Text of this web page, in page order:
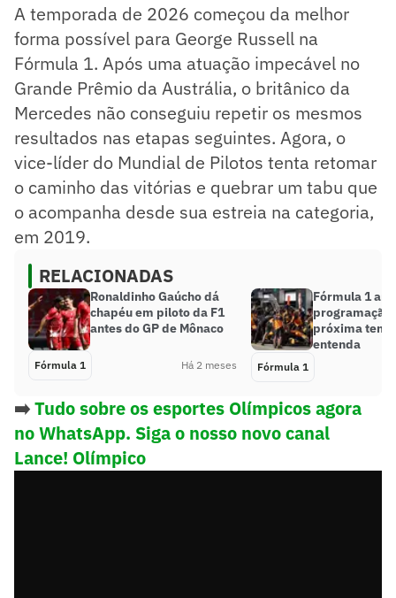
A temporada de 2026 começou da melhor
forma possível para George Russell na
Fórmula 1. Após uma atuação impecável no
Grande Prêmio da Austrália, o britânico da
Mercedes não conseguiu repetir os mesmos
resultados nas etapas seguintes. Agora, o
vice-líder do Mundial de Pilotos tenta retomar
o caminho das vitórias e quebrar um tabu que
o acompanha desde sua estreia na categoria,
em 2019.
RELACIONADAS
Ronaldinho Gaúcho dá
chapéu em piloto da F1
antes do GP de Mônaco
Fórmula 1 Há 2 meses
Fórmula 1
programação
próxima
entenda
Fórmula 1
➡️Tudo sobre os esportes Olímpicos agora
no WhatsApp. Siga o nosso novo canal
Lance! Olímpico